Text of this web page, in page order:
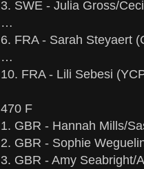
3. SWE - Julia Gross/
…
6. FRA - Sarah Steyaert
…
10. FRA - Lili Sebesi
470 F
1. GBR - Hannah Mills/
2. GBR - Sophie
3. GBR - Amy Seabright/